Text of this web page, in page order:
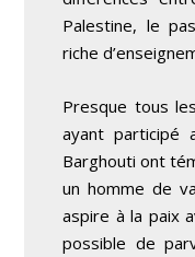
Palestine, le
riche
Presque tous
ayant participé
Barghouti ont
un homme de
aspire à la paix
possible de